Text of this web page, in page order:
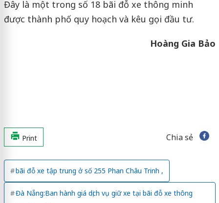
Đây là một trong số 18 bãi đỗ xe thông minh
được thành phố quy hoạch và kêu gọi đầu tư.
Hoàng Gia Bảo
Print Chia sẻ
bãi đỗ xe tập trung ở số 255 Phan Châu Trinh ,
Đà Nẵng:Ban hành giá dịch vụ giữ xe tại bãi đỗ xe thông